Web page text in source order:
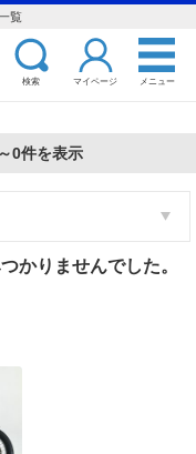
覧
検索 マイページ メニュー
0件を表示
かりませんでした。